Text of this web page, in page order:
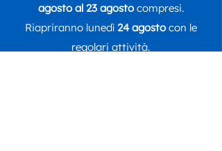
agosto al 23 agostocompresi.
Riapriranno lunedì 24 agostocon le
regolari attività.